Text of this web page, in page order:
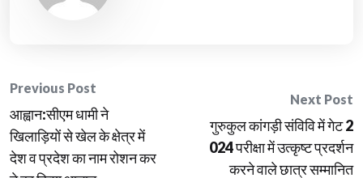
Post
navigation
Previous Post
आह्वान:सीएम धामी ने
खिलाड़ियों से खेल के क्षेत्र में
देश व प्रदेश का नाम रोशन कर
Next Post
गुरुकुल कांगड़ी संविवि में गेट 2
024 परीक्षा में उत्कृष्ट प्रदर्शन
करने वाले छात्र सम्मानित